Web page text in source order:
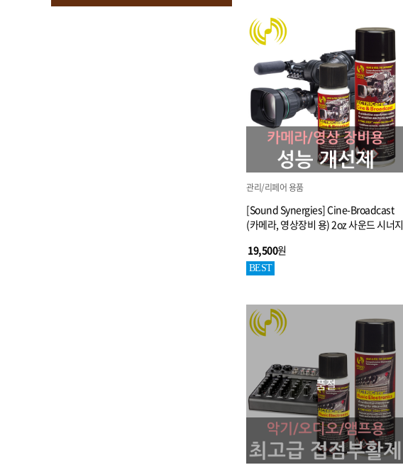
관리/리페어 용품
[Sound Synergies] Cine-Broadcast
(카메라, 영상장비 용) 2oz 사운드 시너지
19,500원
BEST
품절